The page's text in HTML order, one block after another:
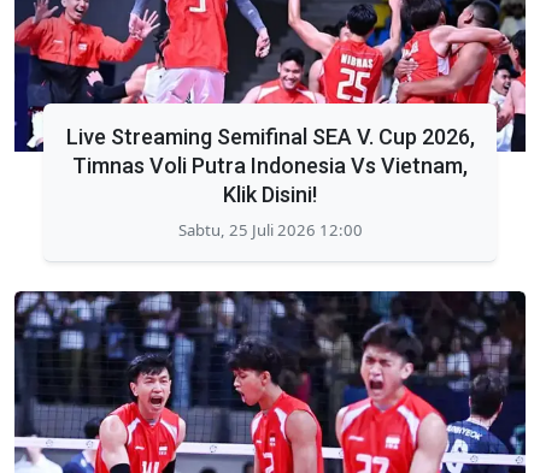
Live Streaming Semifinal SEA V. Cup 2026,
Timnas Voli Putra Indonesia Vs Vietnam,
Klik Disini!
Sabtu, 25 Juli 2026 12:00